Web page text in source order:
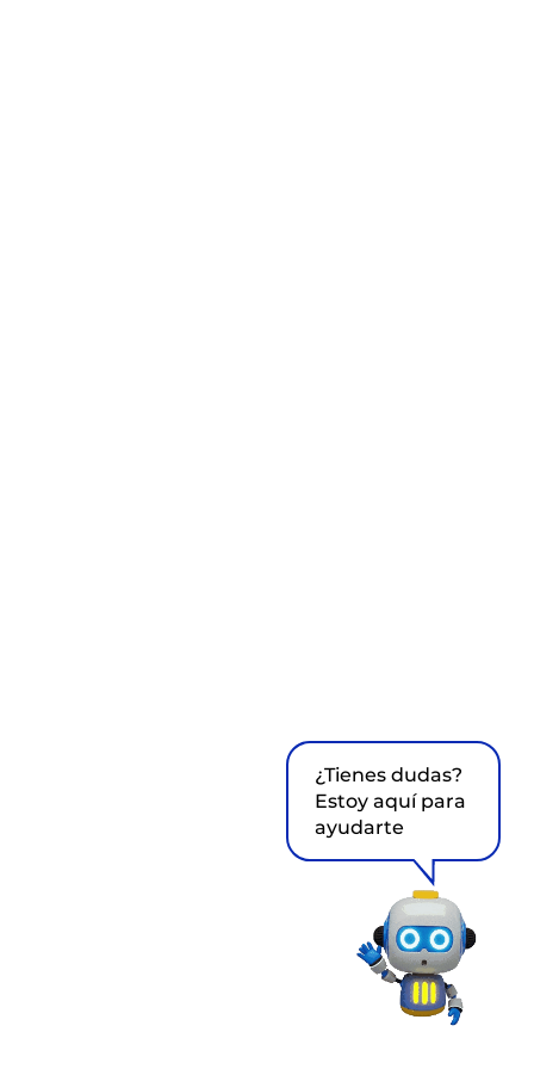
¿Tienes dudas?
Estoy aquí para
ayudarte